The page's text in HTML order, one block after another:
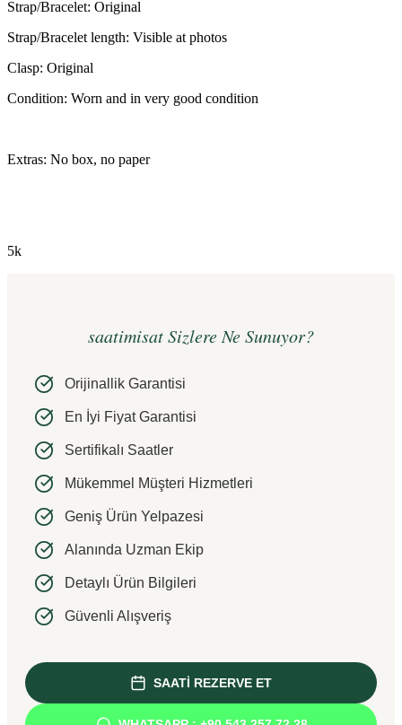
Strap/Bracelet: Original
Strap/Bracelet length: Visible at photos
Clasp: Original
Condition: Worn and in very good condition
Extras: No box, no paper
5k
saatimisat Sizlere Ne Sunuyor?
Orijinallik Garantisi
En İyi Fiyat Garantisi
Sertifikalı Saatler
Mükemmel Müşteri Hizmetleri
Geniş Ürün Yelpazesi
Alanında Uzman Ekip
Detaylı Ürün Bilgileri
Güvenli Alışveriş
SAATİ REZERVE ET